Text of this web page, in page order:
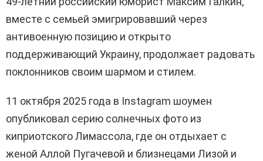
вместе с семьей эмигрировавший через
антивоенную позицию и открыто
поддерживающий Украину, продолжает радовать
поклонников своим шармом и стилем.
11 октября 2025 года в Instagram шоумен
опубликовал серию солнечных фото из
киприотского Лимассола, где он отдыхает с
женой Аллой Пугачевой и близнецами Лизой и